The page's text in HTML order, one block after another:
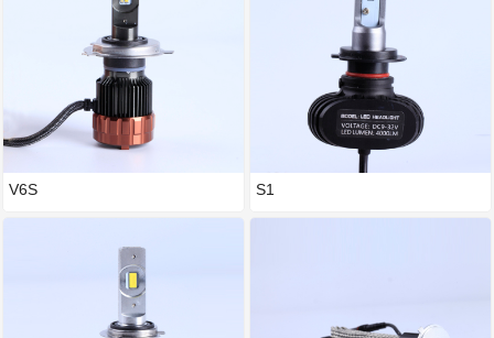
V6S S1